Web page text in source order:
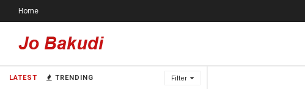
LATEST TRENDING Filter
Home